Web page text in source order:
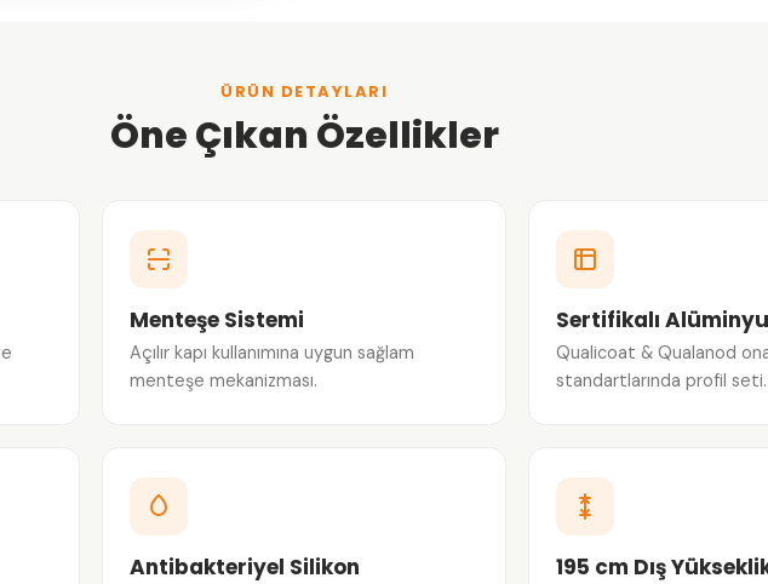
ÜRÜN DETAYLARI
Öne Çıkan Özellikler
Menteşe Sistemi
Açılır kapı kullanımına uygun sağlam
menteşe mekanizması.
Sertifikalı
Qualicoat & Qualanod
standartlarında profil seti.
Antibakteriyel Silikon 195 cm Dış